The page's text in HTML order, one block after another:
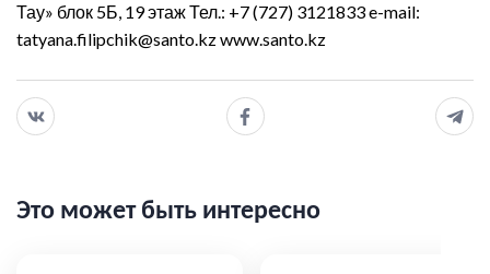
Тау» блок 5Б, 19 этажТел.: +7 (727) 3121833e-mail:
tatyana.filipchik@santo.kzwww.santo.kz
Это может быть интересно